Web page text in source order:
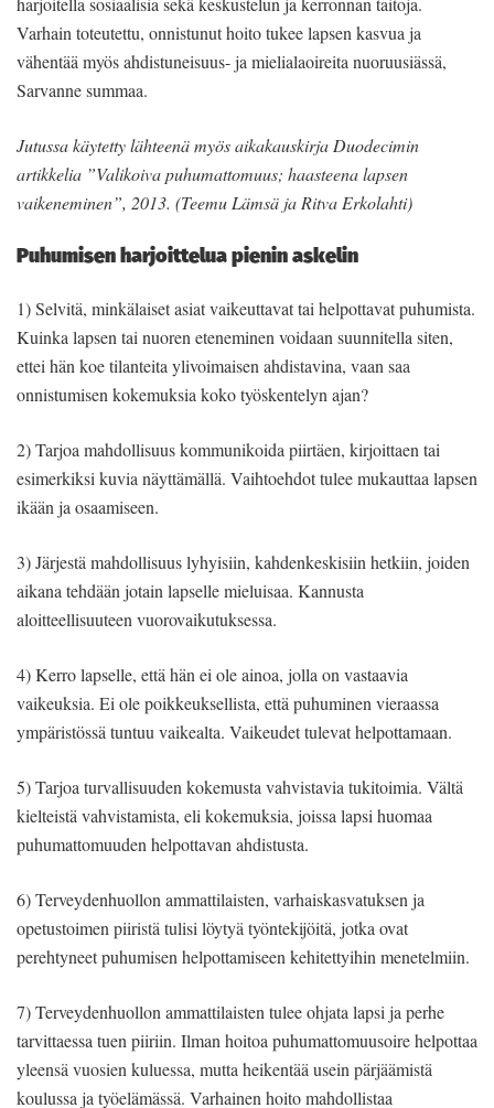
Varhain toteutettu, onnistunut hoito tukee lapsen kasvua ja
vähentää myös ahdistuneisuus- ja mielialaoireita nuoruusiässä,
Sarvanne summaa.
Jutussa käytetty lähteenä myös aikakauskirja Duodecimin
artikkelia ”Valikoiva puhumattomuus; haasteena lapsen
vaikeneminen”, 2013. (Teemu Lämsä ja Ritva Erkolahti)
Puhumisen harjoittelua pienin askelin
1) Selvitä, minkälaiset asiat vaikeuttavat tai helpottavat puhumista.
Kuinka lapsen tai nuoren eteneminen voidaan suunnitella siten,
ettei hän koe tilanteita ylivoimaisen ahdistavina, vaan saa
onnistumisen kokemuksia koko työskentelyn ajan?
2) Tarjoa mahdollisuus kommunikoida piirtäen, kirjoittaen tai
esimerkiksi kuvia näyttämällä. Vaihtoehdot tulee mukauttaa lapsen
ikään ja osaamiseen.
3) Järjestä mahdollisuus lyhyisiin, kahdenkeskisiin hetkiin, joiden
aikana tehdään jotain lapselle mieluisaa. Kannusta
aloitteellisuuteen vuorovaikutuksessa.
4) Kerro lapselle, että hän ei ole ainoa, jolla on vastaavia
vaikeuksia. Ei ole poikkeuksellista, että puhuminen vieraassa
ympäristössä tuntuu vaikealta. Vaikeudet tulevat helpottamaan.
5) Tarjoa turvallisuuden kokemusta vahvistavia tukitoimia. Vältä
kielteistä vahvistamista, eli kokemuksia, joissa lapsi huomaa
puhumattomuuden helpottavan ahdistusta.
6) Terveydenhuollon ammattilaisten, varhaiskasvatuksen ja
opetustoimen piiristä tulisi löytyä työntekijöitä, jotka ovat
perehtyneet puhumisen helpottamiseen kehitettyihin menetelmiin.
7) Terveydenhuollon ammattilaisten tulee ohjata lapsi ja perhe
tarvittaessa tuen piiriin. Ilman hoitoa puhumattomuusoire helpottaa
yleensä vuosien kuluessa, mutta heikentää usein pärjäämistä
koulussa ja työelämässä. Varhainen hoito mahdollistaa